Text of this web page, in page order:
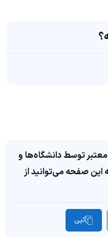
توسط دانشگاه‌ها و
این صفحه می‌توانید از
کپی